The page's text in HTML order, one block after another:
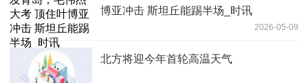
博亚冲击 斯坦丘能踢半场_时讯
2026-05-09
北方将迎今年首轮高温天气